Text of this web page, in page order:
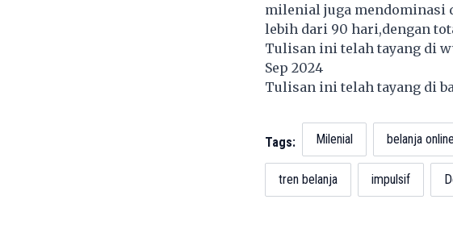
milenial juga mendominasi
lebih dari 90 hari,dengan
Tulisan ini telah tayang di
Sep 2024
Tulisan ini telah tayang di
Tags: Milenial belanja online
tren belanja impulsif